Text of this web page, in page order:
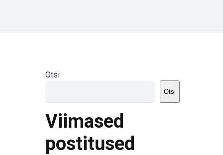
Otsi
Otsi
Viimased
postitused